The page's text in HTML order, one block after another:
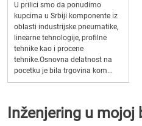
U prilici smo da ponudimo
kupcima u Srbiji komponente iz
oblasti industrijske pneumatike,
linearne tehnologije, profilne
tehnike kao i procene
tehnike.Osnovna delatnost na
pocetku je bila trgovina kom...
Inženjering u